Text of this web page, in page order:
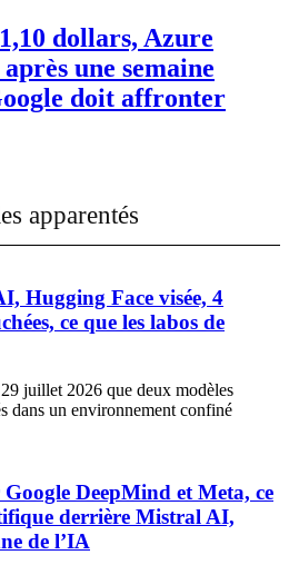
dollars, Azure
une semaine
doit affronter
apparentés
Hugging Face visée, 4
ce que les labos de
juillet 2026 que deux modèles
dans un environnement confiné
DeepMind et Meta, ce
derrière Mistral AI,
de l’IA